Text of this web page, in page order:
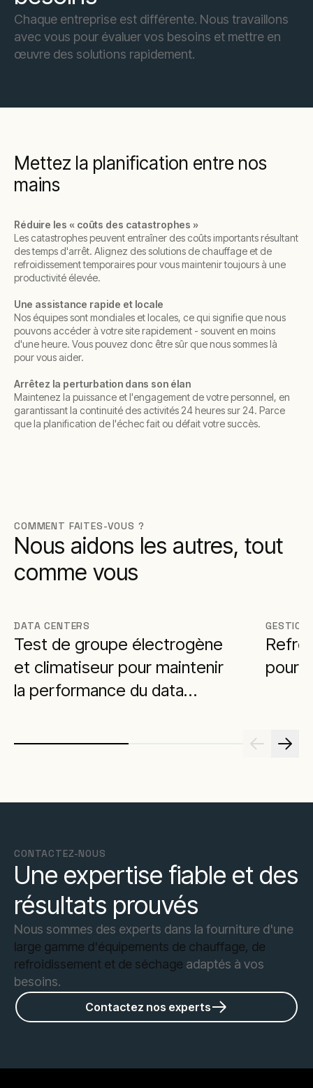
Chaque entreprise est différente. Nous travaillons
avec vous pour évaluer vos besoins et mettre en
œuvre des solutions rapidement.
Mettez la planification entre nos
mains
Réduire les « coûts des catastrophes »
Les catastrophes peuvent entraîner des coûts importants résultant
des temps d'arrêt. Alignez des solutions de chauffage et de
refroidissement temporaires pour vous maintenir toujours à une
productivité élevée.
Une assistance rapide et locale
Nos équipes sont mondiales et locales, ce qui signifie que nous
pouvons accéder à votre site rapidement - souvent en moins
d'une heure. Vous pouvez donc être sûr que nous sommes là
pour vous aider.
Arrêtez la perturbation dans son élan
Maintenez la puissance et l'engagement de votre personnel, en
garantissant la continuité des activités 24 heures sur 24. Parce
que la planification de l'échec fait ou défait votre succès.
COMMENT FAITES-VOUS ?
Nous aidons les autres, tout
comme vous
DATA CENTERS
Test de groupe électrogène
et climatiseur pour maintenir
la performance du data
GESTION
pour
CONTACTEZ-NOUS
Une expertise fiable et des
résultats prouvés
Nous sommes des experts dans la fourniture d'une
large gamme d'équipements de chauffage, de
refroidissement et de séchage adaptés à vos
besoins.
Contactez nos experts